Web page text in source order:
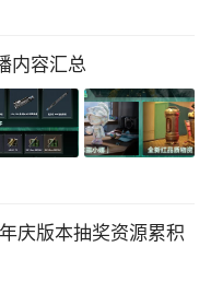
内容汇总
庆版本抽奖资源累积